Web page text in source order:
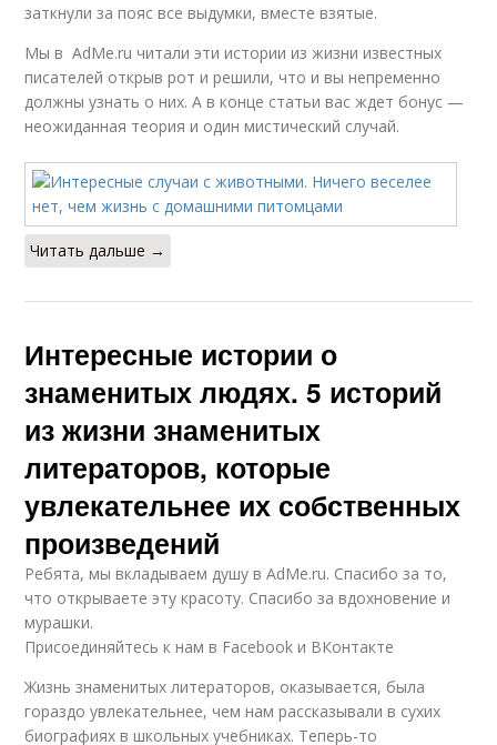
заткнули за пояс все выдумки, вместе взятые.
Мы в AdMe.ru читали эти истории из жизни известных
писателей открыв рот и решили, что и вы непременно
должны узнать о них. А в конце статьи вас ждет бонус —
неожиданная теория и один мистический случай.
Читать дальше →
Интересные истории о
знаменитых людях. 5 историй
из жизни знаменитых
литераторов, которые
увлекательнее их собственных
произведений
Ребята, мы вкладываем душу в AdMe.ru. Cпасибо за то,
что открываете эту красоту. Спасибо за вдохновение и
мурашки.
Присоединяйтесь к нам в Facebook и ВКонтакте
Жизнь знаменитых литераторов, оказывается, была
гораздо увлекательнее, чем нам рассказывали в сухих
биографиях в школьных учебниках. Теперь-то